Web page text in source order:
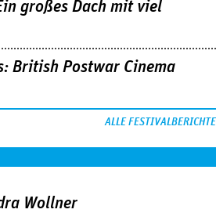
großes Dach mit viel
British Postwar Cinema
ALLE FESTIVALBERICHTE
Wollner